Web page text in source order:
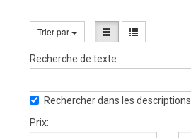
Trier par
Recherche de texte:
Rechercher dans les descriptions
Prix: